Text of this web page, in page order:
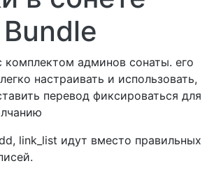
комплектом админов сонаты. его
настраивать и использовать,
перевод фиксироваться для
link_list идут вместо правильных